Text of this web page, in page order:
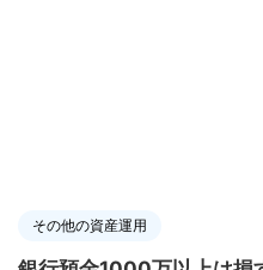
その他の資産運用